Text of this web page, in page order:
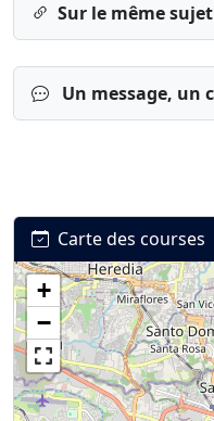
Sur le même sujet
Un message, un
Connexion
Carte des courses
+
−